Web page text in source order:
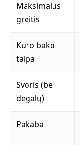
Maksimalus
greitis
Kuro bako
talpa
Svoris (be
degalų)
Pakaba